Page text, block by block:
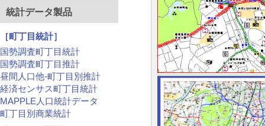
統計データ製品
［町丁目統計］
国勢調査町丁目統計
国勢調査町丁目推計
昼間人口他-町丁目別推計
経済センサス町丁目統計
MAPPLE人口統計データ
町丁目別商業統計